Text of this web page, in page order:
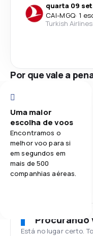
quarta 09
CAI-MGQ· 1
Turkish Airlines
Por que vale a
Uma maior
escolha de voos
Encontramos o
melhor voo para si
em segundos em
mais de 500
companhias aéreas.
Procurando
Está no lugar certo.